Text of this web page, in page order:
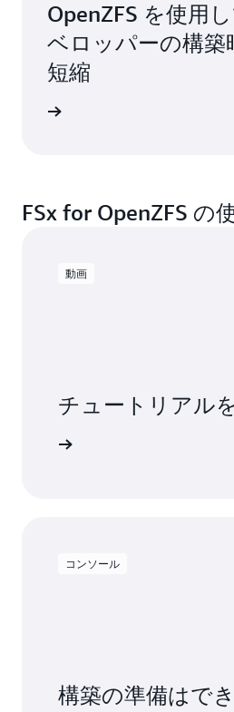
OpenZFS を使用
ベロッパーの構築
短縮
FSx for OpenZFS の
動画
チュートリアル
コンソール
構築の準備はで